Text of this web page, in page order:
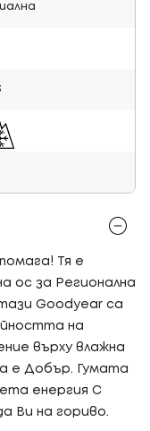
Тя е
ос за Регионална
Goodyear са
на
върху влажна
е Добър. Гумата
енергия C
Ви на гориво.